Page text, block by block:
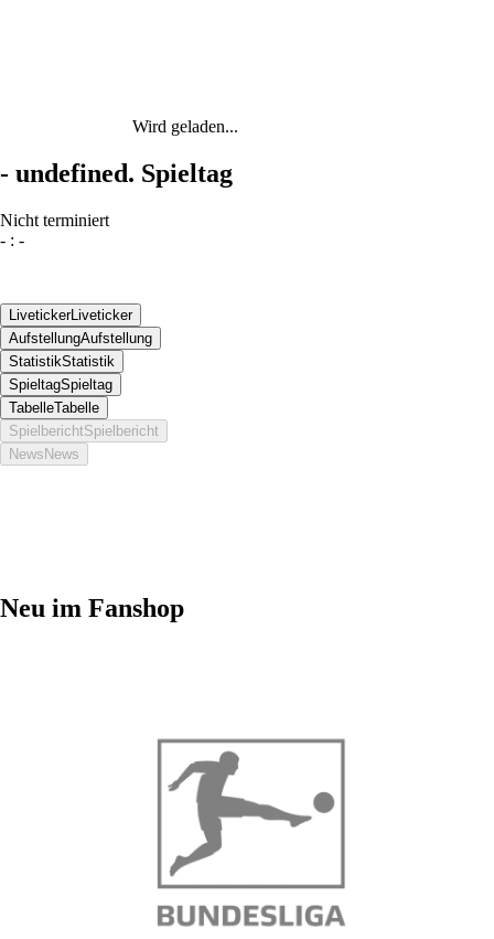
Wird geladen...
- undefined. Spieltag
Nicht terminiert
- : -
LivetickerLiveticker
AufstellungAufstellung
StatistikStatistik
SpieltagSpieltag
TabelleTabelle
SpielberichtSpielbericht
News News
Neu im Fanshop